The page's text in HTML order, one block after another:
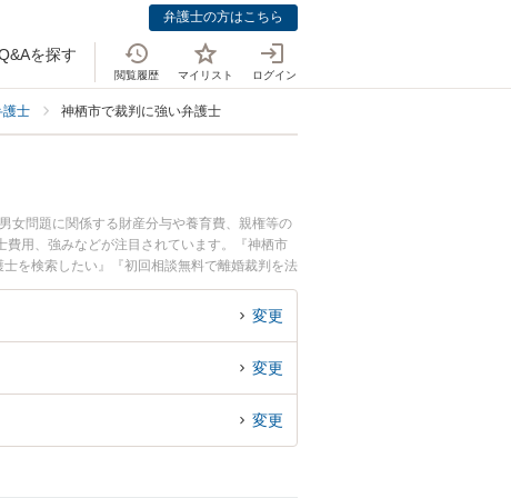
弁護士の方はこちら
を探す
閲覧履歴 マイリスト ログイン
護士 神栖市で裁判に強い弁護士
女問題に関係する財産分与や養育費、親権等の
用、強みなどが注目されています。『神栖市
を検索したい』『初回相談無料で離婚裁判を法
変更
変更
変更